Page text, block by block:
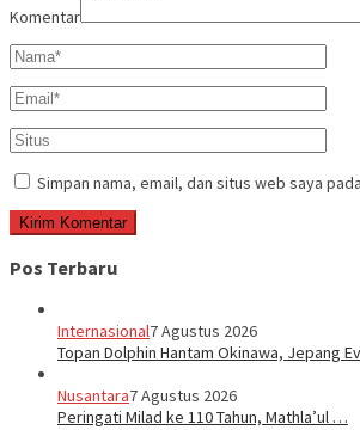
Komentar
Simpan nama, email, dan situs web saya
Pos Terbaru
Internasional7 Agustus 2026
Topan Dolphin Hantam Okinawa, Jepang
Nusantara7 Agustus 2026
Peringati Milad ke 110 Tahun, Mathla’ul …